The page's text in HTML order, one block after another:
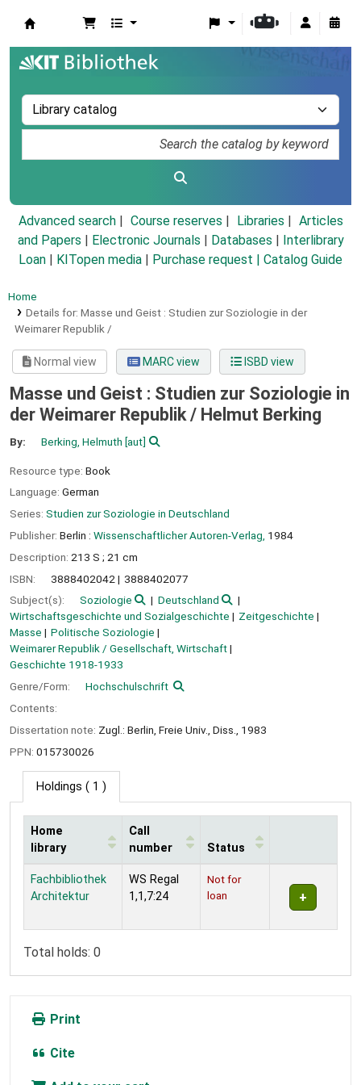
Advanced search Course reserves Libraries
Articles
and Papers
Electronic Journals Databases
Interlibrary
Loan
KITopen media Purchase request | Catalog Guide
Home
Details for: Masse und Geist : Studien zur Soziologie in der
Weimarer Republik /
Normal view MARC view ISBD view
Masse und Geist : Studien zur Soziologie in
der Weimarer Republik / Helmut Berking
By: Berking, Helmuth [aut]
Resource type: Book
Language: German
Series: Studien zur Soziologie in Deutschland
Publisher: Berlin : Wissenschaftlicher Autoren-Verlag, 1984
Description: 213 S ; 21 cm
ISBN:
3888402042
3888402077
Subject(s):
Soziologie
Deutschland
Wirtschaftsgeschichte und Sozialgeschichte
Zeitgeschichte
Masse
Politische Soziologie
Weimarer Republik / Gesellschaft, Wirtschaft
Geschichte 1918-1933
Genre/Form:
Hochschulschrift
Contents:
Dissertation note: Zugl.: Berlin, Freie Univ., Diss., 1983
PPN: 015730026
Holdings ( 1 )
Holdings
Home
library
Call
number
Status
Fachbibliothek
Architektur
WS Regal
1,1,7:24
Not for
loan
Total holds: 0
Print
Cite